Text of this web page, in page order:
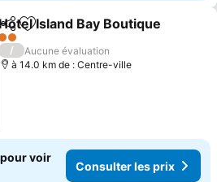
PartagerAjouter à mes favoris
Hotel Island Bay Boutique
Étoiles
/
Aucune évaluation
à 14.0 km de : Centre-ville
voir
Consulter les prix